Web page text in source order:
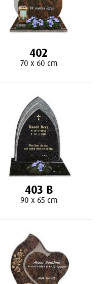
402
70 x 60 cm
403 B
90 x 65 cm